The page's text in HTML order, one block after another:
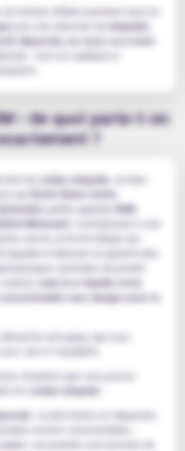
les bonnes affaires prennent aussi un
eliquides
dépassée, en cours ou à venir
: tout est expliqué et
: de quoi parle-t-on
?
de soldes eliquide, certains
DLUO (Date Limite
, parfois appelée
DDM
Minimale)
. Contrairement à une
stricte, la DLUO indique une
laquelle le fabricant ne garantit plus
optimales du produit
mais le e-liquide reste
sans danger pour la
démarche anti-gaspi, que nous
avec soin et traçabilité.
situations que vous pouvez
soldes eliquide
: la date limite est dépassée,
restent consommables ;